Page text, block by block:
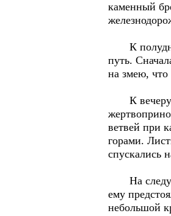
каменный
К полудню
путь.
на змею, что
К вечеру
ветвей при
горами.
спускались
На
ему
небольшой